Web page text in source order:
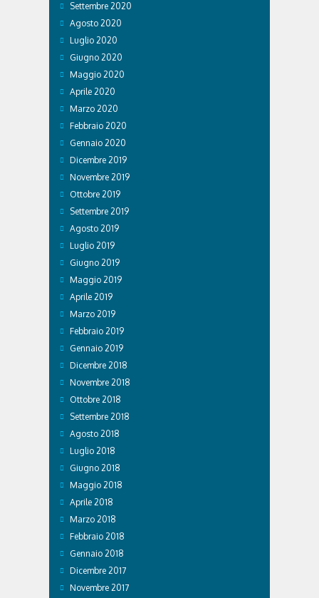
Settembre 2020
Agosto 2020
Luglio 2020
Giugno 2020
Maggio 2020
Aprile 2020
Marzo 2020
Febbraio 2020
Gennaio 2020
Dicembre 2019
Novembre 2019
Ottobre 2019
Settembre 2019
Agosto 2019
Luglio 2019
Giugno 2019
Maggio 2019
Aprile 2019
Marzo 2019
Febbraio 2019
Gennaio 2019
Dicembre 2018
Novembre 2018
Ottobre 2018
Settembre 2018
Agosto 2018
Luglio 2018
Giugno 2018
Maggio 2018
Aprile 2018
Marzo 2018
Febbraio 2018
Gennaio 2018
Dicembre 2017
Novembre 2017